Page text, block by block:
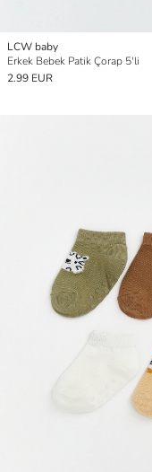
LCW baby
Erkek Bebek Patik Çorap 5'li
2.99 EUR